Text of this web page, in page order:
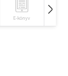
E-könyv